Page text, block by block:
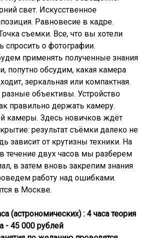
свет. Искусственное
Равновесие в кадре.
съемки. Все, что вы хотели
спросить о фотографии.
применять полученные знания
попутно обсудим, какая камера
зеркальная или компактная.
объективы. Устройство
правильно держать камеру.
камеры. Здесь новичков ждёт
результат съёмки далеко не
зависит от крутизны техники. На
течение двух часов мы разберем
в затем вновь закрепим знания
работу над ошибками.
в Москве.
(астрономических) : 4 часа теория
- 45 000 рублей